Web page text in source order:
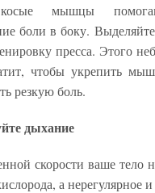
мышцы
боли в боку.
пресса. Этого
чтобы укрепить
резкую боль.
дыхание
скорости ваше тело
а нерегулярное